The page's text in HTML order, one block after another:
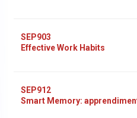
SEP903
Effective Work Habits
SEP912
Smart Memory: